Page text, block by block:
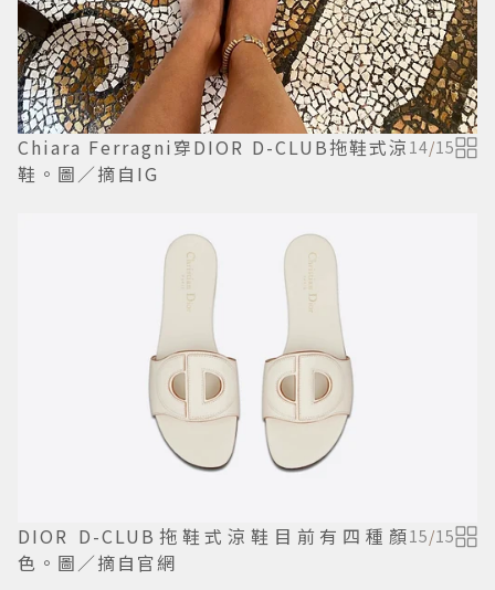
Chiara Ferragni穿DIOR D-CLUB拖鞋式涼
鞋。圖／摘自IG
14/15
DIOR D-CLUB拖鞋式涼鞋目前有四種顏
色。圖／摘自官網
15/15